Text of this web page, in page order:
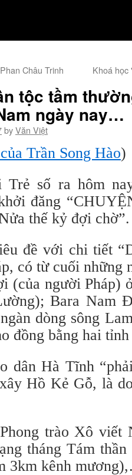
Châu Trinh Khoá
tộc tầm
ngày nay…
byVăn Việt
Trần Song Hào)
số ra hôm
đăng
thế kỷ đợi
đề với chi tiết
có từ cuối những
(của người Pháp)
Bara Nam
dòng sông
đồng bằng hai
dân Hà Tĩnh
Hồ Kẻ Gỗ, là
trào Xô viết
tháng Tám
3km kênh